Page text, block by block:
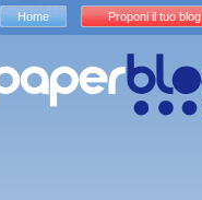
Home Proponi il tuo blog